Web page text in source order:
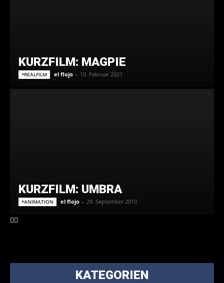
KURZFILM: MAGPIE
*REALFILM el flojo - 10. Februar 2021
KURZFILM: UMBRA
*ANIMATION el flojo - 29. September 2010
KATEGORIEN